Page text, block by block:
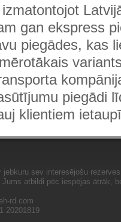
gan ekspress
piegādes, kas
piegādi
klientiem
jebkuru sev interesējošu
atbildi pēc iespējas ātrāk,
rd.com
20201819